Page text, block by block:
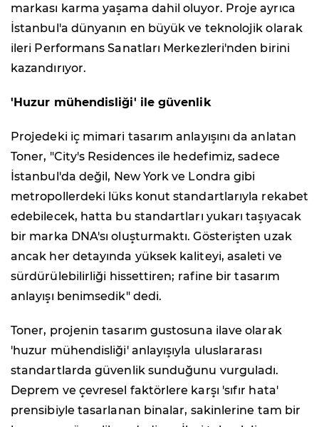
markası karma yaşama dahil oluyor. Proje ayrıca
İstanbul'a dünyanın en büyük ve teknolojik olarak
ileri Performans Sanatları Merkezleri'nden birini
kazandırıyor.
'Huzur mühendisliği' ile güvenlik
Projedeki iç mimari tasarım anlayışını da anlatan
Toner, "City's Residences ile hedefimiz, sadece
İstanbul'da değil, New York ve Londra gibi
metropollerdeki lüks konut standartlarıyla rekabet
edebilecek, hatta bu standartları yukarı taşıyacak
bir marka DNA'sı oluşturmaktı. Gösterişten uzak
ancak her detayında yüksek kaliteyi, asaleti ve
sürdürülebilirliği hissettiren; rafine bir tasarım
anlayışı benimsedik" dedi.
Toner, projenin tasarım gustosuna ilave olarak
'huzur mühendisliği' anlayışıyla uluslararası
standartlarda güvenlik sunduğunu vurguladı.
Deprem ve çevresel faktörlere karşı 'sıfır hata'
prensibiyle tasarlanan binalar, sakinlerine tam bir